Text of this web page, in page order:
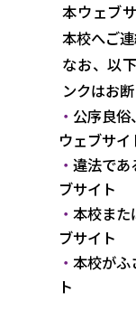
本ウェブ
本校へご連
なお、以
ンクはお断
公序良俗
ウェブサイ
違法であ
ブサイト
本校また
ブサイト
本校がふ
ト